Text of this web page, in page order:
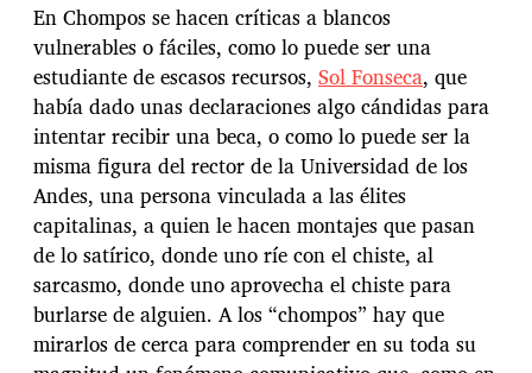
En Chompos se hacen críticas a blancos
vulnerables o fáciles, como lo puede ser una
estudiante de escasos recursos, Sol Fonseca, que
había dado unas declaraciones algo cándidas para
intentar recibir una beca, o como lo puede ser la
misma figura del rector de la Universidad de los
Andes, una persona vinculada a las élites
capitalinas, a quien le hacen montajes que pasan
de lo satírico, donde uno ríe con el chiste, al
sarcasmo, donde uno aprovecha el chiste para
burlarse de alguien. A los “chompos” hay que
mirarlos de cerca para comprender en su toda su